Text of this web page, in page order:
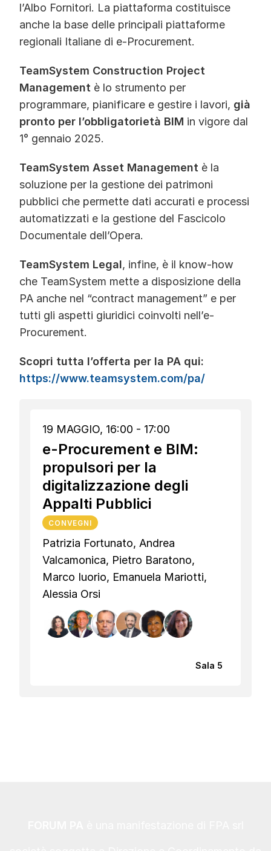
l’Albo Fornitori. La piattaforma costituisce
anche la base delle principali piattaforme
regionali Italiane di e-Procurement.
TeamSystem Construction Project
Management è lo strumento per
programmare, pianificare e gestire i lavori, già
pronto per l’obbligatorietà BIM in vigore dal
1° gennaio 2025.
TeamSystem Asset Management è la
soluzione per la gestione dei patrimoni
pubblici che permette dati accurati e processi
automatizzati e la gestione del Fascicolo
Documentale dell’Opera.
TeamSystem Legal, infine, è il know-how
che TeamSystem mette a disposizione della
PA anche nel “contract management” e per
tutti gli aspetti giuridici coinvolti nell’e-
Procurement.
Scopri tutta l’offerta per la PA qui:
https://www.teamsystem.com/pa/
19 MAGGIO, 16:00 - 17:00
e-Procurement e BIM:
propulsori per la
digitalizzazione degli
Appalti Pubblici
CONVEGNI
Patrizia Fortunato, Andrea
Valcamonica, Pietro Baratono,
Marco Iuorio, Emanuela Mariotti,
Alessia Orsi
Sala 5